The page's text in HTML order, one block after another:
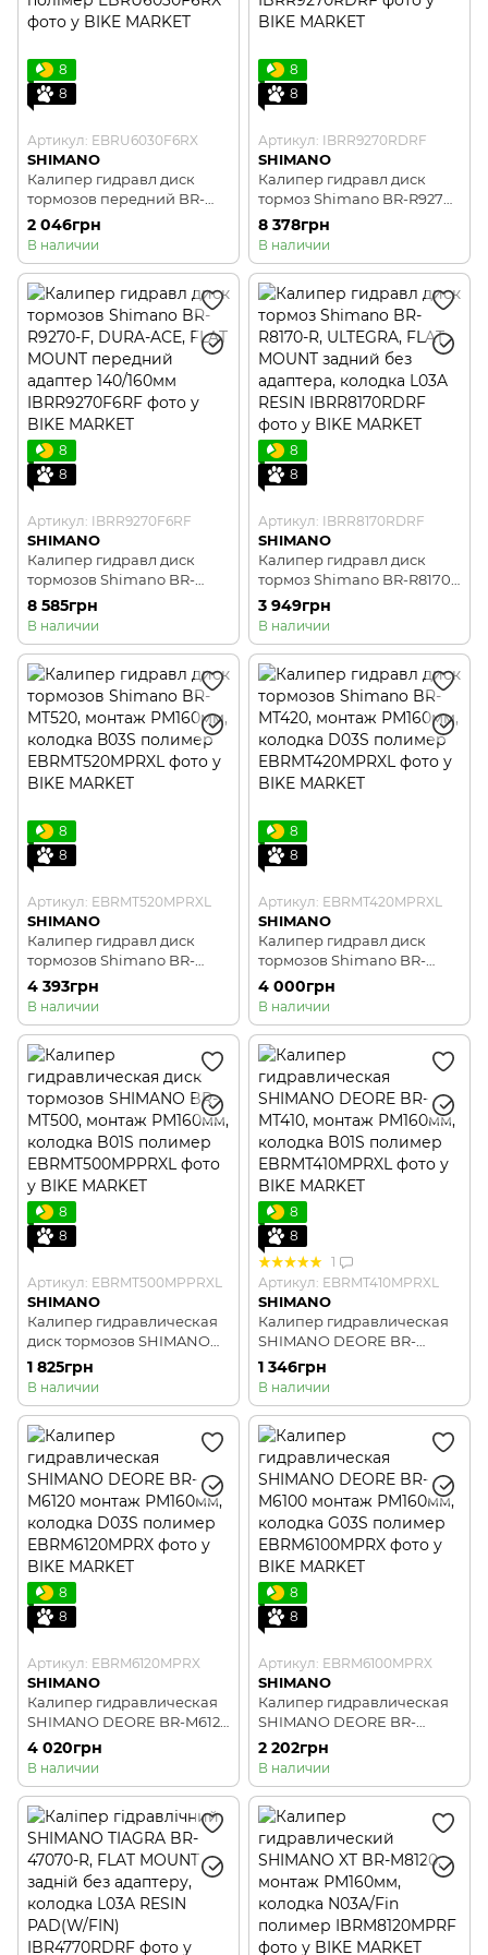
8
8
Артикул: EBRU6030F6RX
SHIMANO
Калипер гидравл диск
тормозов передний BR-
U6030, CUES, FLAT MOUNT,
колодка B05S полімер
2 046грн
В наличии
8
8
Артикул: IBRR9270RDRF
SHIMANO
Калипер гидравл диск
тормоз Shimano BR-R9270-
R, DURA-ACE, FLAT MOUNT
задний
8 378грн
В наличии
8
8
Артикул: IBRR9270F6RF
SHIMANO
Калипер гидравл диск
тормозов Shimano BR-
R9270-F, DURA-ACE, FLAT
MOUNT передний адаптер
8 585грн
В наличии
8
8
Артикул: IBRR8170RDRF
SHIMANO
Калипер гидравл диск
тормоз Shimano BR-R8170-
R, ULTEGRA, FLAT MOUNT
задний без адаптера,
3 949грн
В наличии
8
8
Артикул: EBRMT520MPRXL
SHIMANO
Калипер гидравл диск
тормозов Shimano BR-
MT520, монтаж РМ160мм,
колодка В03S полимер
4 393грн
В наличии
8
8
Артикул: EBRMT420MPRXL
SHIMANO
Калипер гидравл диск
тормозов Shimano BR-
MT420, монтаж РМ160мм,
колодка D03S полимер
4 000грн
В наличии
8
8
Артикул: EBRMT500MPPRXL
SHIMANO
Калипер гидравлическая
диск тормозов SHIMANO
BR-MT500, монтаж
РМ160мм, колодка B01S
1 825грн
В наличии
8
8
1
Артикул: EBRMT410MPRXL
SHIMANO
Калипер гидравлическая
SHIMANO DEORE BR-
MT410, монтаж РМ160мм,
колодка B01S полимер
1 346грн
В наличии
8
8
Артикул: EBRM6120MPRX
SHIMANO
Калипер гидравлическая
SHIMANO DEORE BR-M6120
монтаж РМ160мм, колодка
D03S полимер
4 020грн
В наличии
8
8
Артикул: EBRM6100MPRX
SHIMANO
Калипер гидравлическая
SHIMANO DEORE BR-
M6100 монтаж РМ160мм,
колодка G03S полимер
2 202грн
В наличии